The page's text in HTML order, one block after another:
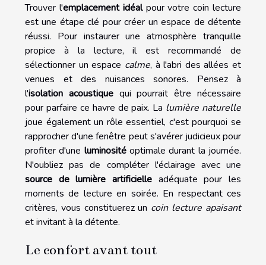
Trouver l'emplacement idéalpour votre coin lecture
est une étape clé pour créer un espace de détente
réussi. Pour instaurer une atmosphère tranquille
propice à la lecture, il est recommandé de
sélectionner un espace calme, à l'abri des allées et
venues et des nuisances sonores. Pensez à
l'isolation acoustiquequi pourrait être nécessaire
pour parfaire ce havre de paix. La lumière naturelle
joue également un rôle essentiel, c'est pourquoi se
rapprocher d'une fenêtre peut s'avérer judicieux pour
profiter d'une luminositéoptimale durant la journée.
N'oubliez pas de compléter l'éclairage avec une
source de lumière artificielle adéquate pour les
moments de lecture en soirée. En respectant ces
critères, vous constituerez un coin lecture apaisant
et invitant à la détente.
Le confort avant tout